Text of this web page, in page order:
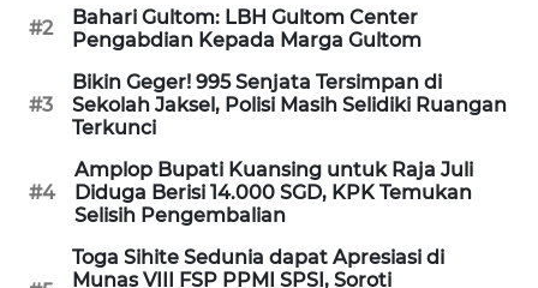
#2
Bahari Gultom: LBH Gultom Center
Pengabdian Kepada Marga Gultom
#3
Bikin Geger! 995 Senjata Tersimpan di
Sekolah Jaksel, Polisi Masih Selidiki Ruangan
Terkunci
#4
Amplop Bupati Kuansing untuk Raja Juli
Diduga Berisi 14.000 SGD, KPK Temukan
Selisih Pengembalian
Toga Sihite Sedunia dapat Apresiasi di
Munas VIII FSP PPMI SPSI, Soroti
WN
RIAU
WN
SERAMBI
WN
JAMBI